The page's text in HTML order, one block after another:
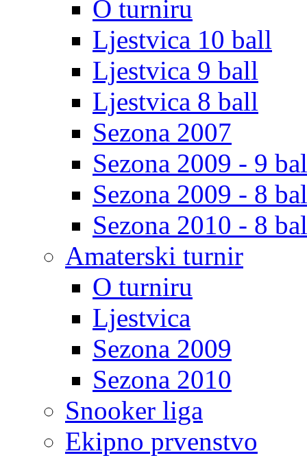
O turniru
Ljestvica 10 ball
Ljestvica 9 ball
Ljestvica 8 ball
Sezona 2007
Sezona 2009 - 9
Sezona 2009 - 8
Sezona 2010 - 8
Amaterski turnir
O turniru
Ljestvica
Sezona 2009
Sezona 2010
Snooker liga
Ekipno prvenstvo